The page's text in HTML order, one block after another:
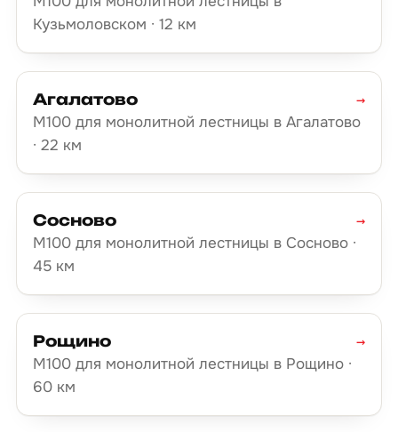
Кузьмоловском · 12 км
Агалатово
М100 для монолитной лестницы в Агалатово
· 22 км
→
Сосново
М100 для монолитной лестницы в Сосново ·
45 км
→
Рощино
М100 для монолитной лестницы в Рощино ·
60 км
→